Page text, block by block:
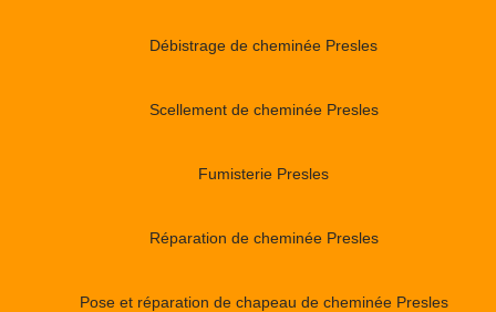
Débistrage de cheminée Presles
Scellement de cheminée Presles
Fumisterie Presles
Réparation de cheminée Presles
Pose et réparation de chapeau de cheminée Presles